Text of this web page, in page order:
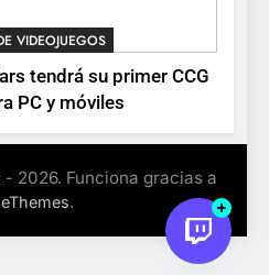
VIDEOJUEGOS
tendrá su primer CCG
PC y móviles
- 2026. Funciona gracias a
.